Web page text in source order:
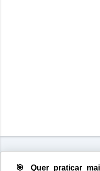
🎯 Quer praticar